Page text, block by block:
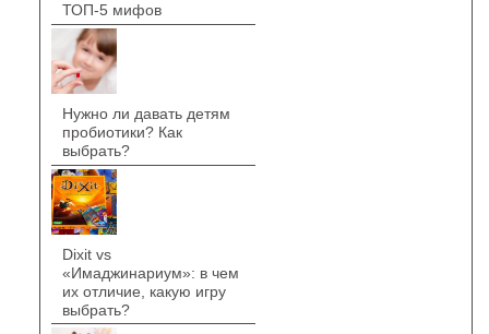
ТОП-5 мифов
Нужно ли давать детям
пробиотики? Как
выбрать?
Dixit vs
«Имаджинариум»: в чем
их отличие, какую игру
выбрать?